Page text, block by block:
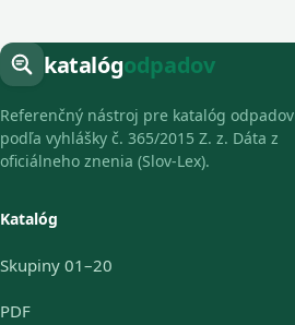
katalógodpadov
Referenčný nástroj pre katalóg odpadov
podľa vyhlášky č. 365/2015 Z. z. Dáta z
oficiálneho znenia (Slov-Lex).
Katalóg
Skupiny 01–20
PDF